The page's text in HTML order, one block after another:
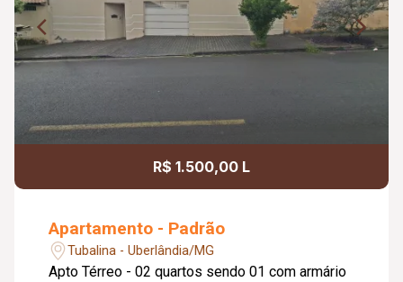
R$ 1.500,00 L
Apartamento - Padrão
Tubalina - Uberlândia/MG
Apto Térreo - 02 quartos sendo 01 com armário